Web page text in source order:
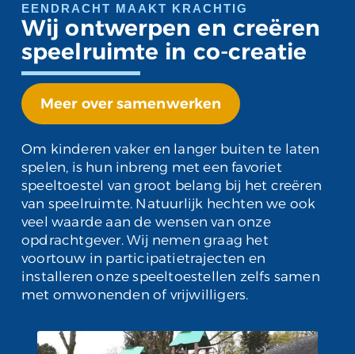
EENDRACHT MAAKT KRACHTIG
Wij ontwerpen en creëren
speelruimte in co-creatie
Meer over samenwerken
Om kinderen vaker en langer buiten te laten
spelen, is hun inbreng met een favoriet
speeltoestel van groot belang bij het creëren
van speelruimte. Natuurlijk hechten we ook
veel waarde aan de wensen van onze
opdrachtgever. Wij nemen graag het
voortouw in participatietrajecten en
installeren onze speeltoestellen zelfs samen
met omwonenden of vrijwilligers.